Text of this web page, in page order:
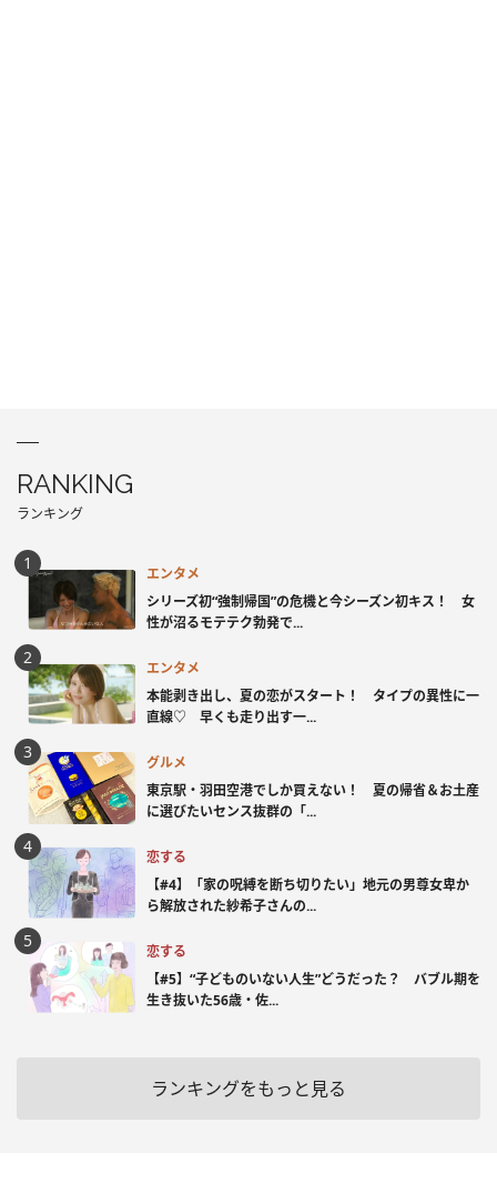
RANKING
ランキング
エンタメ
シリーズ初“強制帰国”の危機と今シーズン初キス！ 女
性が沼るモテテク勃発で...
エンタメ
本能剥き出し、夏の恋がスタート！ タイプの異性に一
直線♡ 早くも走り出す一...
グルメ
東京駅・羽田空港でしか買えない！ 夏の帰省＆お土産
に選びたいセンス抜群の「...
恋する
【#4】「家の呪縛を断ち切りたい」地元の男尊女卑か
ら解放された紗希子さんの...
恋する
【#5】“子どものいない人生”どうだった？ バブル期を
生き抜いた56歳・佐...
ランキングをもっと見る